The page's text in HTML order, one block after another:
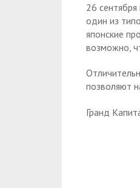
26
один из
японские
возможно,
позволяют
Гранд